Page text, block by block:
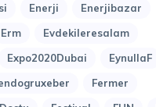
Enerji
Enerjibazar
Erm
Evdekileresalam
Expo2020Dubai EynullaF
Fermer